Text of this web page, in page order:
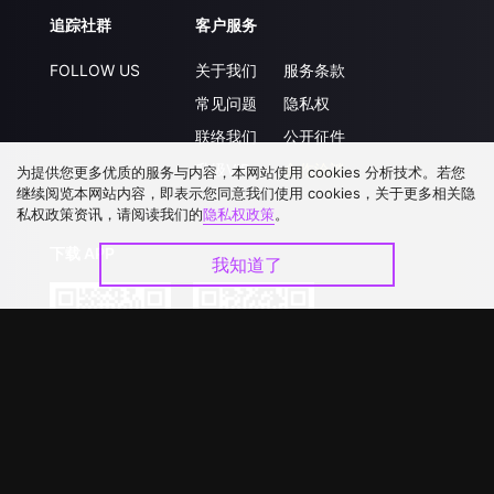
追踪社群
FOLLOW US
客户服务
关于我们
常见问题
联络我们
升级VIP
服务条款
隐私权
公开征件
合作洽談
为提供您更多优质的服务与内容，本网站使用 cookies 分析技术。若您
继续阅览本网站内容，即表示您同意我们使用 cookies，关于更多相关隐
私权政策资讯，请阅读我们的隐私权政策。
我知道了